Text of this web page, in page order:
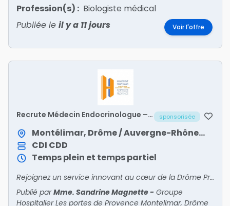
Profession(s) : Biologiste médical
Publiée le il y a 11 jours Voir l'offre
Recrute Médecin Endocrinologue –
sponsorisée
Montélimar, Drôme / Auvergne-Rhône-Alpes
CDI CDD
Temps plein et temps partiel
Rejoignez un service innovant au cœur de la Drôme Provençale !
Publié parMme. Sandrine Magnette- Groupe
Hospitalier Les portes de Provence Montelimar, Drôme